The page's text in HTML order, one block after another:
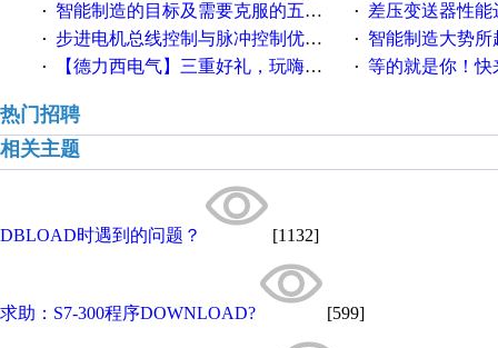
· 智能制造的目标及需要克服的五个障碍 · 差压变送器性能达
· 步进电机总线控制与脉冲控制优缺点 · 智能制造大势所趋
· 【德力西电气】三重好礼，玩嗨夏日！ · 等的就是你！快来
热门招聘
相关主题
DBLOAD时遇到的问题？ [1132]
求助：S7-300程序DOWNLOAD? [599]